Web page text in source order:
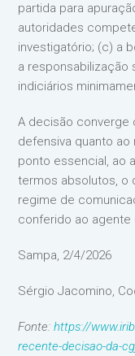
partida para
autoridades
investigatório; (c) a
a responsabilização
indiciários
A decisão converge
defensiva quanto
ponto essencial, ao
termos absolutos, o
regime de
conferido ao agente
Sampa, 2/4/2026
Sérgio Jacomino,
Fonte:https://
recente-decisao-da-